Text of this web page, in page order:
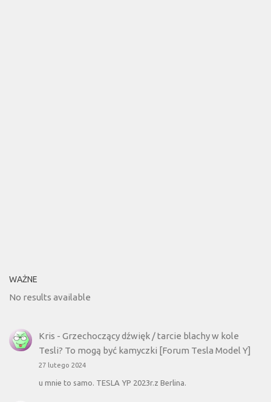
WAŻNE
No results available
Kris - Grzechoczący dźwięk / tarcie blachy w kole
Tesli? To mogą być kamyczki [Forum Tesla Model Y]
27 lutego 2024
u mnie to samo. TESLA YP 2023r.z Berlina.